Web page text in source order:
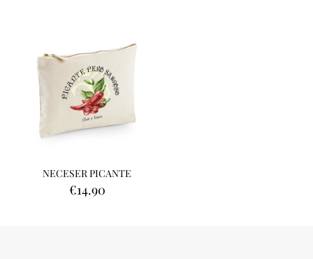
NECESER PICANTE
€14.90